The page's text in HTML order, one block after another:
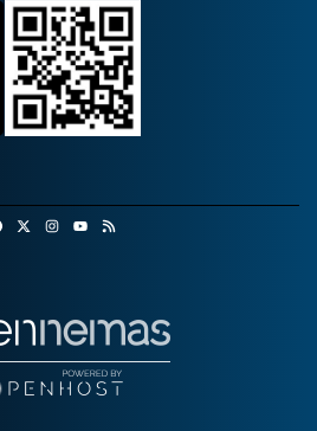
FacebookInstagram